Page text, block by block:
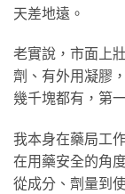
天差地遠。
老實說，市面上
劑、有外用凝膠
幾千塊都有，第
我本身在藥局工
在用藥安全的角
從成分、劑量到